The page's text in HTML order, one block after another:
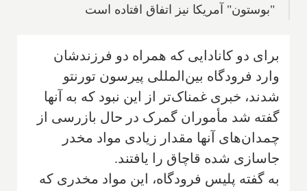
"بوستون" آمریکا نیز اتفاق افتاده است
برای دو کانادایی که همراه دو فرزندشان
وارد فرودگاه بین‌المللی پیرسون تورنتو
شدند، خبری غمناک‌تر از این نبود که به آنها
گفته شد مأموران گمرک در حال بازرسی از
چمدان‌های آنها مقدار زیادی مواد مخدر
جاسازی شده قاچاق را یافتند.
به گفته پلیس فرودگاه، این مواد مخدری که